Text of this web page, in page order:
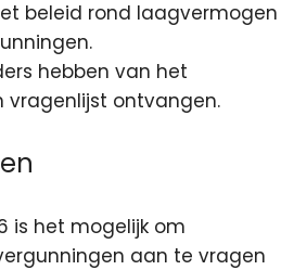
beleid rond laagvermogen
hebben van het
vragenlijst ontvangen.
is het mogelijk om
aan te vragen